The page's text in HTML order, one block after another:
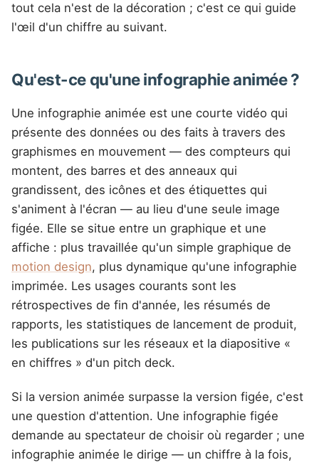
tout cela n'est de la décoration ; c'est ce qui guide
l'œil d'un chiffre au suivant.
Qu'est-ce qu'une infographie animée ?
Une infographie animée est une courte vidéo qui
présente des données ou des faits à travers des
graphismes en mouvement — des compteurs qui
montent, des barres et des anneaux qui
grandissent, des icônes et des étiquettes qui
s'animent à l'écran — au lieu d'une seule image
figée. Elle se situe entre un graphique et une
affiche : plus travaillée qu'un simple graphique de
motion design, plus dynamique qu'une infographie
imprimée. Les usages courants sont les
rétrospectives de fin d'année, les résumés de
rapports, les statistiques de lancement de produit,
les publications sur les réseaux et la diapositive «
en chiffres » d'un pitch deck.
Si la version animée surpasse la version figée, c'est
une question d'attention. Une infographie figée
demande au spectateur de choisir où regarder ; une
infographie animée le dirige — un chiffre à la fois,